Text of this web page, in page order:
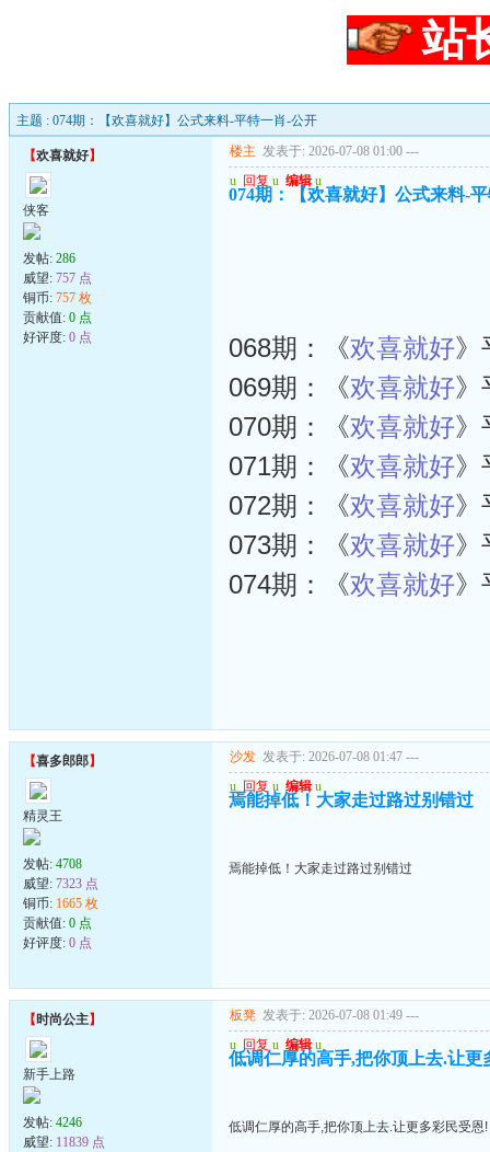
站
主题 : 074期：【欢喜就好】公式来料-平特一肖-公开
【欢喜就好】
侠客
发帖: 286
威望: 757 点
铜币: 757 枚
贡献值: 0 点
好评度: 0 点
楼主 发表于: 2026-07-08 01:00 ---
u 回复 u 编辑 u
074期：【欢喜就好】公式来料-
068期：《欢喜就好》
069期：《欢喜就好》
070期：《欢喜就好》
071期：《欢喜就好》
072期：《欢喜就好》
073期：《欢喜就好》
074期：《欢喜就好》
【喜多郎郎】
精灵王
发帖: 4708
威望: 7323 点
铜币: 1665 枚
贡献值: 0 点
好评度: 0 点
沙发 发表于: 2026-07-08 01:47 ---
u 回复 u 编辑 u
焉能掉低！大家走过路过别错过
焉能掉低！大家走过路过别错过
【时尚公主】
新手上路
发帖: 4246
威望: 11839 点
板凳 发表于: 2026-07-08 01:49 ---
u 回复 u 编辑 u
低调仁厚的高手,把你顶上去.让更
低调仁厚的高手,把你顶上去.让更多彩民受恩!